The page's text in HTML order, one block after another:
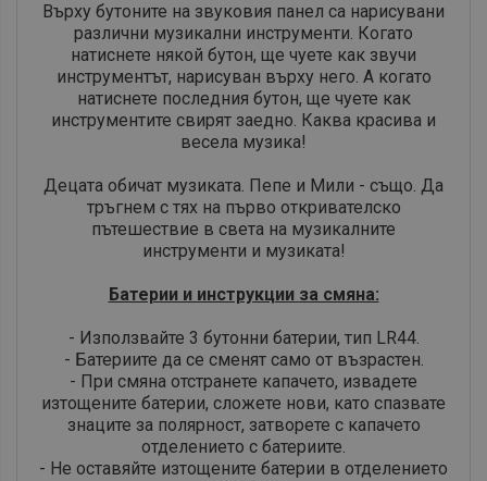
Върху бутоните на звуковия панел са нарисувани
различни музикални инструменти. Когато
натиснете някой бутон, ще чуете как звучи
инструментът, нарисуван върху него. А когато
натиснете последния бутон, ще чуете как
инструментите свирят заедно. Каква красива и
весела музика!
Децата обичат музиката. Пепе и Мили - също. Да
тръгнем с тях на първо откривателско
пътешествие в света на музикалните
инструменти и музиката!
Батерии и инструкции за смяна:
- Използвайте 3 бутонни батерии, тип LR44.
- Батериите да се сменят само от възрастен.
- При смяна отстранете капачето, извадете
изтощените батерии, сложете нови, като спазвате
знаците за полярност, затворете с капачето
отделението с батериите.
- Не оставяйте изтощените батерии в отделението